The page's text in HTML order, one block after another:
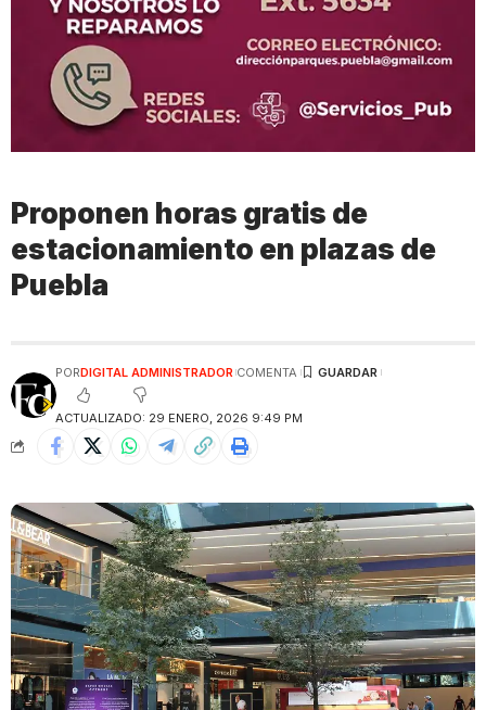
Proponen horas gratis de
estacionamiento en plazas de
Puebla
ACTUALIZADO: 29 ENERO, 2026 9:49 PM
PORDIGITAL ADMINISTRADOR COMENTA